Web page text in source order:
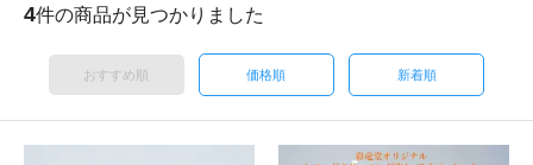
4件の商品が見つかりました
おすすめ順 価格順 新着順